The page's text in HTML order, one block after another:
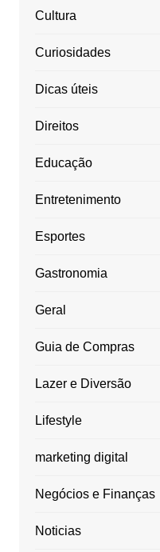
Cultura
Curiosidades
Dicas úteis
Direitos
Educação
Entretenimento
Esportes
Gastronomia
Geral
Guia de Compras
Lazer e Diversão
Lifestyle
marketing digital
Negócios e Finanças
Noticias